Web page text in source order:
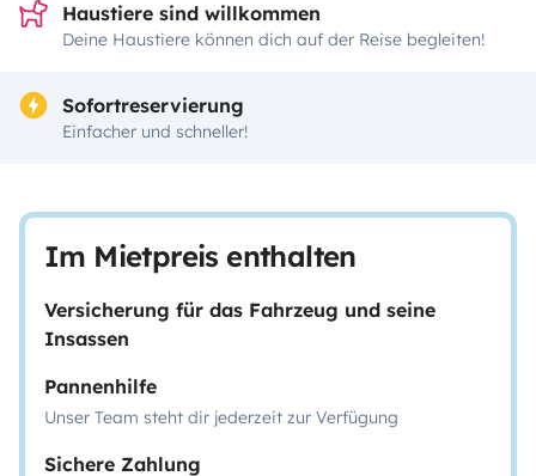
Haustiere sind willkommen
Deine Haustiere können dich auf der Reise begleiten!
Sofortreservierung
Einfacher und schneller!
Im Mietpreis enthalten
Versicherung für das Fahrzeug und seine
Insassen
Pannenhilfe
Unser Team steht dir jederzeit zur Verfügung
Sichere Zahlung